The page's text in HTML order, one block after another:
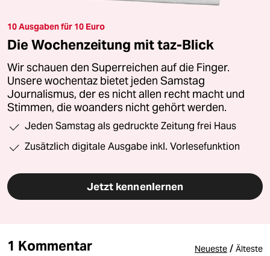
10 Ausgaben für 10 Euro
Die Wochenzeitung mit taz-Blick
Wir schauen den Superreichen auf die Finger.
Unsere wochentaz bietet jeden Samstag
Journalismus, der es nicht allen recht macht und
Stimmen, die woanders nicht gehört werden.
Jeden Samstag als gedruckte Zeitung frei Haus
Zusätzlich digitale Ausgabe inkl. Vorlesefunktion
Jetzt kennenlernen
1 Kommentar Neueste / Älteste